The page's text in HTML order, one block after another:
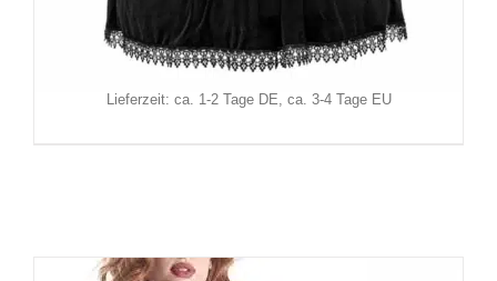
Inkl. MwSt.
zzgl.Versand
Lieferzeit: ca. 1-2 Tage DE, ca. 3-4 Tage EU